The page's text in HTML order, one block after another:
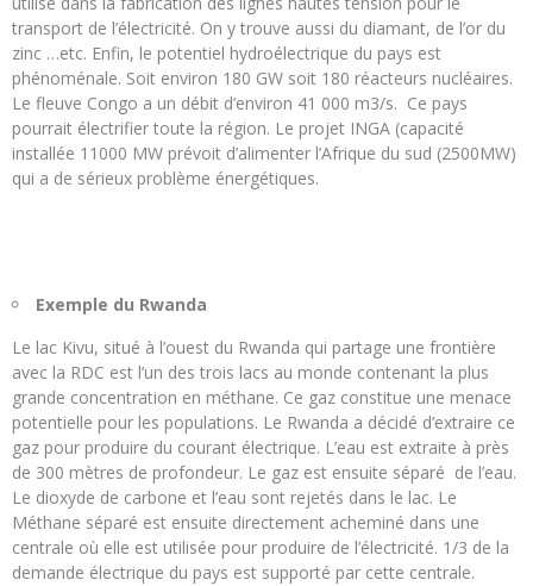
transport de l’électricité. On y trouve aussi du diamant, de l’or du
zinc …etc. Enfin, le potentiel hydroélectrique du pays est
phénoménale. Soit environ 180 GW soit 180 réacteurs nucléaires.
Le fleuve Congo a un débit d’environ 41 000 m3/s. Ce pays
pourrait électrifier toute la région. Le projet INGA (capacité
installée 11000 MW prévoit d’alimenter l’Afrique du sud (2500MW)
qui a de sérieux problème énergétiques.
Exemple du Rwanda
Le lac Kivu, situé à l’ouest du Rwanda qui partage une frontière
avec la RDC est l’un des trois lacs au monde contenant la plus
grande concentration en méthane. Ce gaz constitue une menace
potentielle pour les populations. Le Rwanda a décidé d’extraire ce
gaz pour produire du courant électrique. L’eau est extraite à près
de 300 mètres de profondeur. Le gaz est ensuite séparé de l’eau.
Le dioxyde de carbone et l’eau sont rejetés dans le lac. Le
Méthane séparé est ensuite directement acheminé dans une
centrale où elle est utilisée pour produire de l’électricité. 1/3 de la
demande électrique du pays est supporté par cette centrale.